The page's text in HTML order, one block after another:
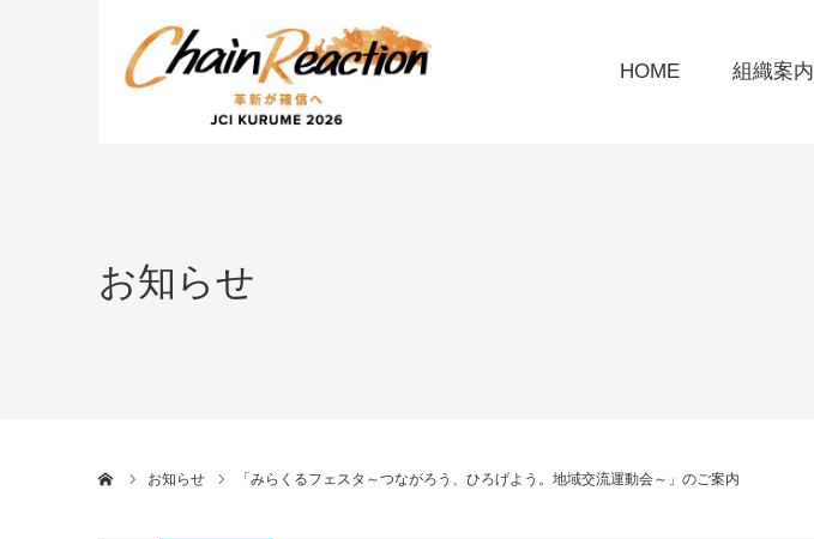
HOME 組織案内
お知らせ
お知らせ 「みらくるフェスタ～つながろう、ひろげよう。地域交流運動会～」のご案内